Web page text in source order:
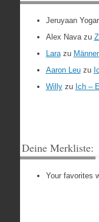
Jeruyaan
Alex Navazu
Larazu
Aaron Leuzu
Willyzu Ich –
Deine Merkliste:
Your favorites